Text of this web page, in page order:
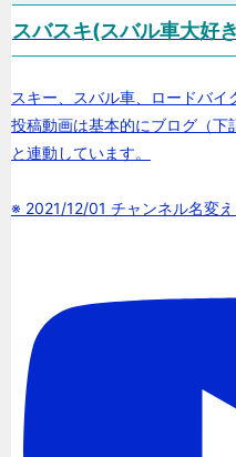
スバスキ(スバル車大好
スキー、スバル車、ロードバイ
投稿動画は基本的にブログ（下
と連動しています。
※ 2021/12/01 チャンネル名変え